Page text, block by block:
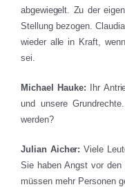
abgewiegelt. Zu der
Stellung bezogen.
wieder alle in Kraft,
sei.
Michael Hauke: Ihr
und unsere
werden?
Julian Aicher: Viele
Sie haben Angst vor den
müssen mehr Personen